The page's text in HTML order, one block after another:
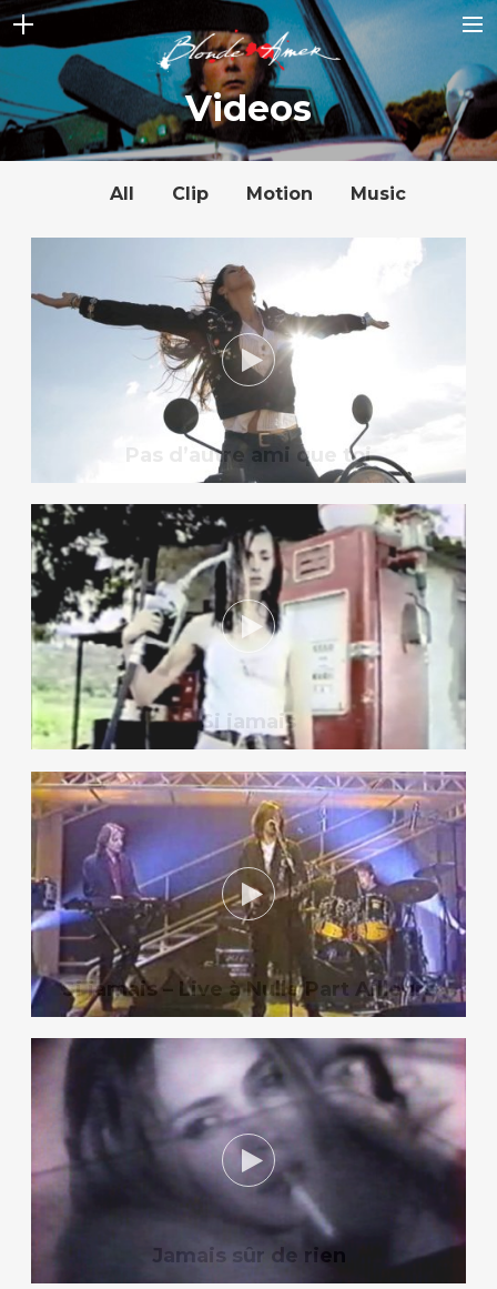
ACCUEIL
NEWS
CONTACT
SEARCH
Videos
All Clip Motion Music
Pas d’autre ami que toi
Si jamais
Si jamais – Live à Nulle Part Ailleurs
Jamais sûr de rien